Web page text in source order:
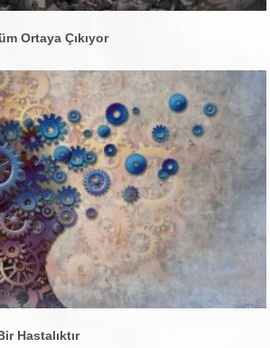
Ortaya Çıkıyor
Hastalıktır